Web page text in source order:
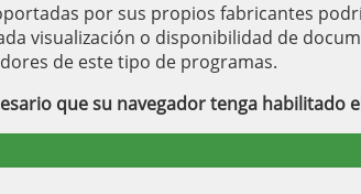
por sus propios fabricantes
visualización o disponibilidad de
de este tipo de programas.
que su navegador tenga habilitado